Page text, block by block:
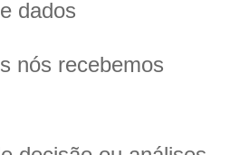
dados
nós recebemos